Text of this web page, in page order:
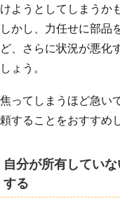
けようとしてしまうか
しかし、力任せに部品
ど、さらに状況が悪化
しょう。
焦ってしまうほど急い
頼することをおすすめ
自分が所有してい
する